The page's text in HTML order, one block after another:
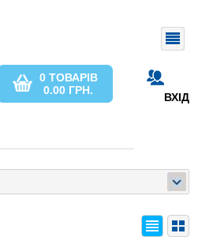
ВХІД
0 ТОВАРІВ
0.00 ГРН.